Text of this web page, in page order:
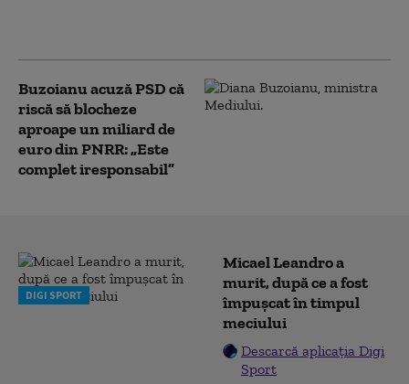
Buzoianu acuză PSD că
riscă să blocheze
aproape un miliard de
euro din PNRR: „Este
complet iresponsabil”
DIGI SPORT
Micael Leandro a
murit, după ce a fost
împușcat în timpul
meciului
Descarcă aplicația Digi
Sport